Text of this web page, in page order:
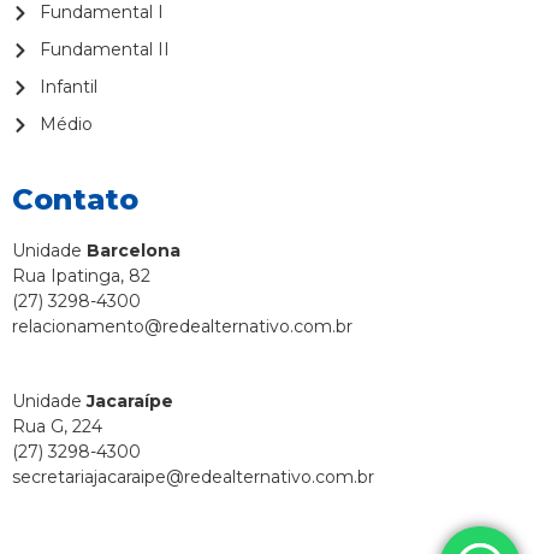
Fundamental I
Fundamental II
Infantil
Médio
Contato
Unidade Barcelona
Rua Ipatinga, 82
(27) 3298-4300
relacionamento@redealternativo.com.br
UnidadeJacaraípe
Rua G, 224
(27) 3298-4300
secretariajacaraipe@redealternativo.com.br